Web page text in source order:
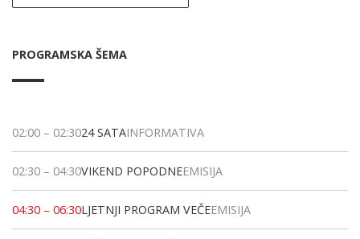
PROGRAMSKA ŠEMA
02:00 – 02:3024 SATAINFORMATIVA
02:30 – 04:30VIKEND POPODNEEMISIJA
04:30 – 06:30LJETNJI PROGRAM VEČEEMISIJA